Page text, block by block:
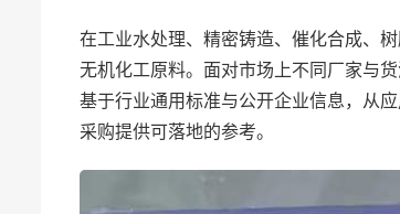
在工业水处理、精密铸造、催化合成、
无机化工原料。面对市场上不同厂家与
基于行业通用标准与公开企业信息，从
采购提供可落地的参考。